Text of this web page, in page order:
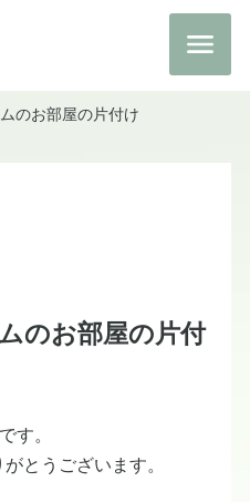
のお部屋の片付け
のお部屋の片付
す。
とうございます。